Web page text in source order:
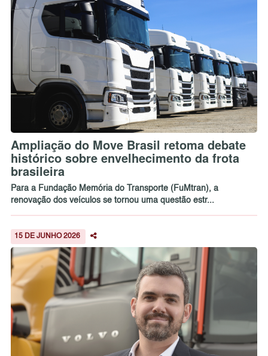
Ampliação do Move Brasil retoma debate
histórico sobre envelhecimento da frota
brasileira
Para a Fundação Memória do Transporte (FuMtran), a
renovação dos veículos se tornou uma questão estr...
15 DE JUNHO 2026